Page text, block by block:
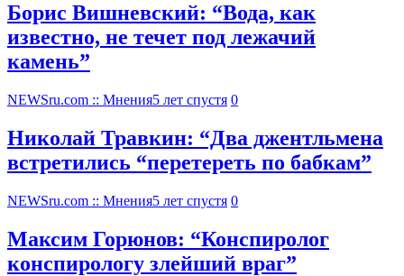
Борис Вишневский: “Вода, как
известно, не течет под лежачий
камень”
NEWSru.com :: Мнения5 лет спустя 0
Николай Травкин: “Два джентльмена
встретились “перетереть по бабкам”
NEWSru.com :: Мнения5 лет спустя 0
Максим Горюнов: “Конспиролог
конспирологу злейший враг”